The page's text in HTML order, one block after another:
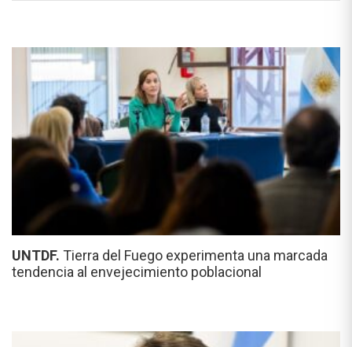
UNTDF. Tierra del Fuego experimenta una marcada
tendencia al envejecimiento poblacional